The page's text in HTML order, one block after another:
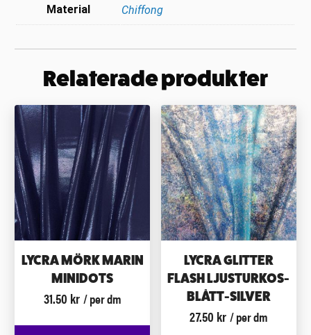
Material Chiffong
Relaterade produkter
LYCRA MÖRK MARIN
MINIDOTS
31.50 kr / per dm
LYCRA GLITTER
FLASH LJUSTURKOS-
BLÅTT-SILVER
27.50 kr / per dm